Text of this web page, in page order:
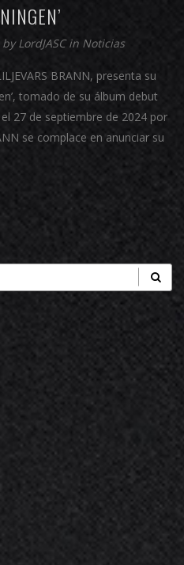
byLordJASCin Noticias
BRANN, presenta su
tomado de su álbum debut
27 de septiembre de 2024 por
se complace en anunciar su